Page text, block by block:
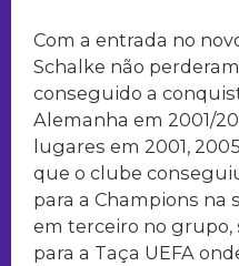
Com a entrada no
Schalke não
conseguido a
Alemanha em 2001/
lugares em 2001,
que o clube
para a Champions na
em terceiro no grupo,
para a Taça UEFA